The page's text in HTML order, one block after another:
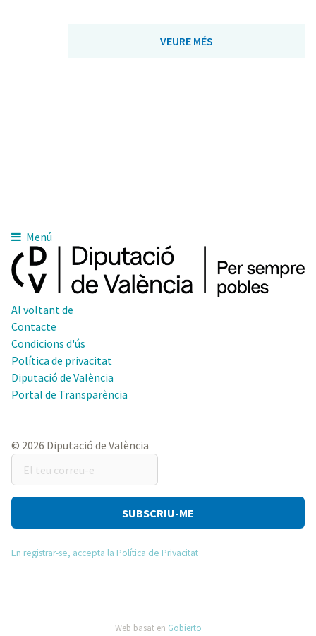
VEURE MÉS
Menú
Al voltant de
Contacte
Condicions d'ús
Política de privacitat
Diputació de València
Portal de Transparència
© 2026 Diputació de València
teu
correu-
En registrar-se, accepta la Política de Privacitat
Web basat en Gobierto